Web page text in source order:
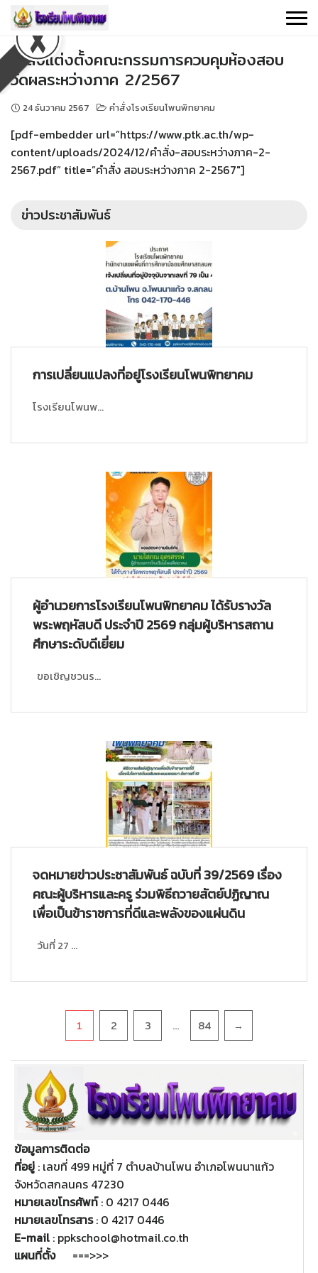
Skip
content
คำสั่งแต่งตั้งคณะกรรมการควบคุมห้องสอบ
วัดผลระหว่างภาค 2/2567
24 ธันวาคม 2567 คำสั่งโรงเรียนโพนพิทยาคม
[pdf-embedder url=”https://www.ptk.ac.th/wp-
content/uploads/2024/12/คำสั่ง-สอบระหว่างภาค-2-
2567.pdf” title=”คำสั่ง สอบระหว่างภาค 2-2567″]
ข่าวประชาสัมพันธ์
การเปลี่ยนแปลงที่อยู่โรงเรียนโพนพิทยาคม
โรงเรียนโพนพ...
ผู้อำนวยการโรงเรียนโพนพิทยาคม ได้รับรางวัล
พระพฤหัสบดี ประจำปี 2569 กลุ่มผู้บริหารสถาน
ศึกษาระดับดีเยี่ยม
ขอเชิญชวนร...
จดหมายข่าวประชาสัมพันธ์ ฉบับที่ 39/2569 เรื่อง
คณะผู้บริหารและครู ร่วมพิธีถวายสัตย์ปฏิญาณ
เพื่อเป็นข้าราชการที่ดีและพลังของแผ่นดิน
วันที่ 27 ...
Pagination1 2 3 … 84 →
ข้อมูลการติดต่อ
ที่อยู่ : เลขที่ 499 หมู่ที่ 7 ตำบลบ้านโพน อำเภอโพนนาแก้ว
จังหวัดสกลนคร 47230
หมายเลขโทรศัพท์: 0 4217 0446
หมายเลขโทรสาร: 0 4217 0446
E-mail : ppkschool@hotmail.co.th
แผนที่ตั้ง===>>>